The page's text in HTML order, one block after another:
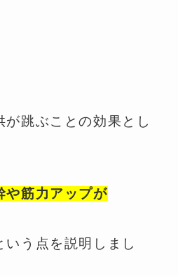
が跳ぶことの効果とし
や筋力アップが
いう点を説明しまし